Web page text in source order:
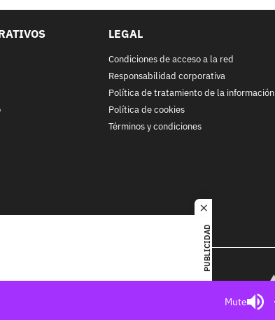
close
PUBLICIDAD
LEGAL
Condiciones de acceso a la red
Responsabilidad corporativa
Política de tratamiento de la información
Política de cookies
Términos y condiciones
su traducción a cualquier
permission is prohibited. All
Mute